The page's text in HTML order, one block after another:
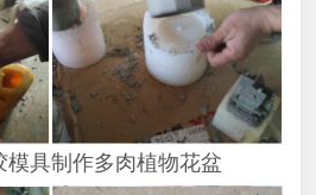
模具制作多肉植物花盆